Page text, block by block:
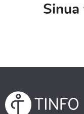
Sinua